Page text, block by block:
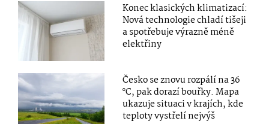
Konec klasických klimatizací:
Nová technologie chladí tišeji
a spotřebuje výrazně méně
elektřiny
Česko se znovu rozpálí na 36
°C, pak dorazí bouřky. Mapa
ukazuje situaci v krajích, kde
teploty vystřelí nejvýš